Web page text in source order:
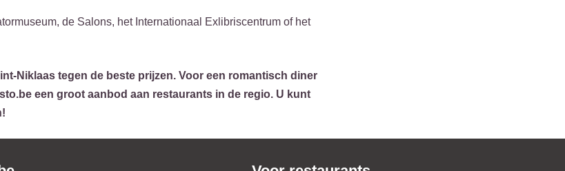
de Salons, het Internationaal Exlibriscentrum of het
Niklaas tegen de beste prijzen. Voor een romantisch diner
een groot aanbod aan restaurants in de regio. U kunt